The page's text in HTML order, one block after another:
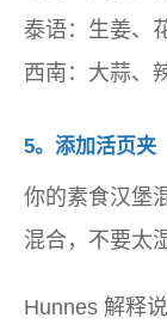
泰语：生姜、
西南：大蒜、
5。添加活页夹
你的素食汉堡
混合，不要太
Hunnes 解释